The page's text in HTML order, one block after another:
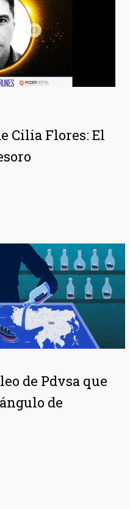
Cilia Flores: El
de Pdvsa que
de